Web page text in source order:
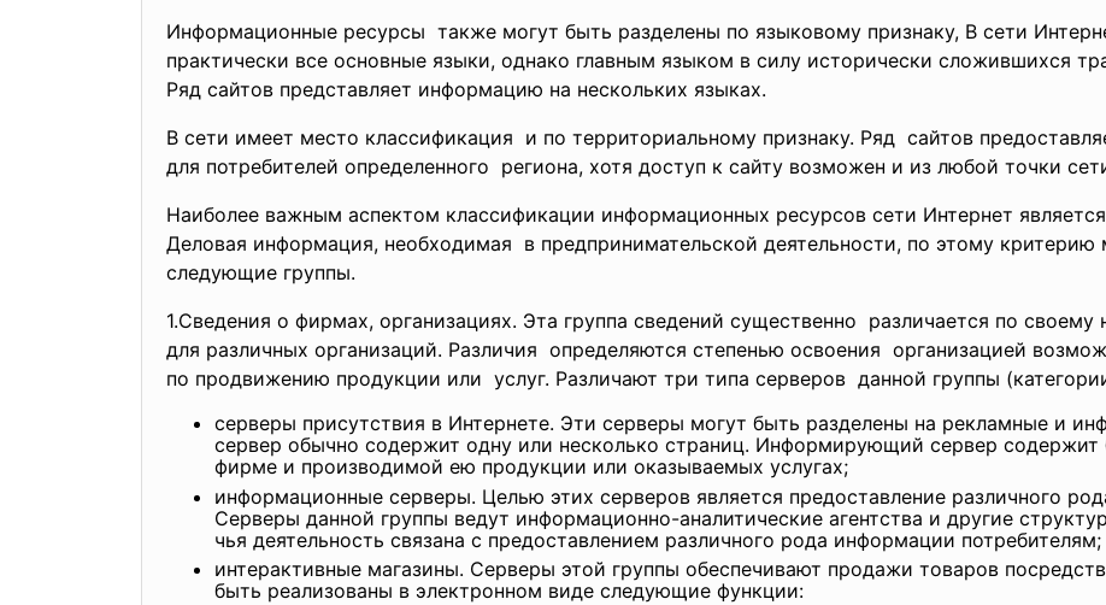
Информационные ресурсы также могут быть разделены по языковому признаку, В сети
практически все основные языки, однако главным языком в силу исторически сложившихся
Ряд сайтов представляет информацию на нескольких языках.
В сети имеет место классификация и по территориальному признаку. Ряд сайтов
для потребителей определенного региона, хотя доступ к сайту возможен и из любой точки
Наиболее важным аспектом классификации информационных ресурсов сети Интернет
Деловая информация, необходимая в предпринимательской деятельности, по этому
следующие группы.
1.Сведения о фирмах, организациях. Эта группа сведений существенно различается по своему
для различных организаций. Различия определяются степенью освоения организацией
по продвижению продукции или услуг. Различают три типа серверов данной группы
серверы присутствия в Интернете. Эти серверы могут быть разделены на рекламные и
сервер обычно содержит одну или несколько страниц. Информирующий сервер
фирме и производимой ею продукции или оказываемых услугах;
информационные серверы. Целью этих серверов является предоставление различного
Серверы данной группы ведут информационно-аналитические агентства и другие
чья деятельность связана с предоставлением различного рода информации потребителям;
интерактивные магазины. Серверы этой группы обеспечивают продажи товаров
быть реализованы в электронном виде следующие функции: